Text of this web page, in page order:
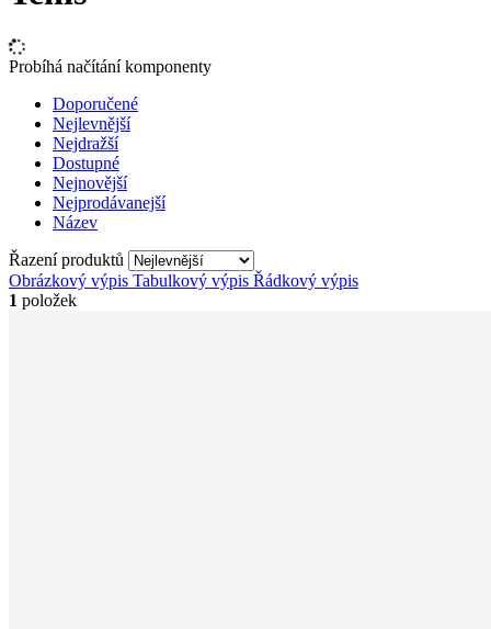
Probíhá načítání komponenty
Doporučené
Nejlevnější
Nejdražší
Dostupné
Nejnovější
Nejprodávanejší
Název
Řazení produktů
Obrázkový výpis Tabulkový výpis Řádkový výpis
1 položek